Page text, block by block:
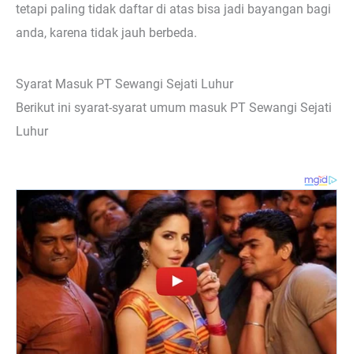
tetapi paling tidak daftar di atas bisa jadi bayangan bagi
anda, karena tidak jauh berbeda.
Syarat Masuk PT Sewangi Sejati Luhur
Berikut ini syarat-syarat umum masuk PT Sewangi Sejati
Luhur